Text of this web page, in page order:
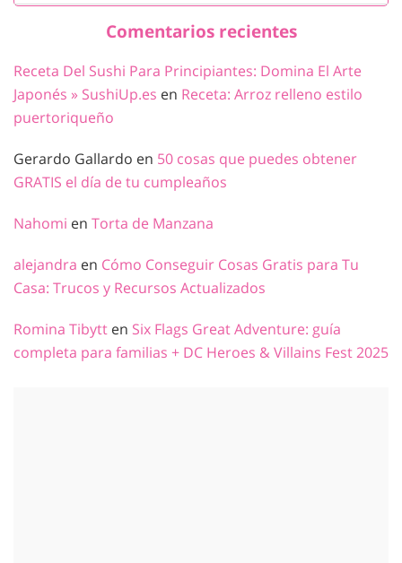
Comentarios recientes
Receta Del Sushi Para Principiantes: Domina El Arte
Japonés » SushiUp.es en Receta: Arroz relleno estilo
puertoriqueño
Gerardo Gallardo en 50 cosas que puedes obtener
GRATIS el día de tu cumpleaños
Nahomi en Torta de Manzana
alejandra en Cómo Conseguir Cosas Gratis para Tu
Casa: Trucos y Recursos Actualizados
Romina Tibytt en Six Flags Great Adventure: guía
completa para familias + DC Heroes & Villains Fest 2025